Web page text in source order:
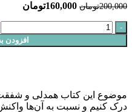
200,000تومان 160,000تومان
افزودن
موضوع این کتاب همدلی و شفقت
درک کنیم و نسبت به آن‌ها